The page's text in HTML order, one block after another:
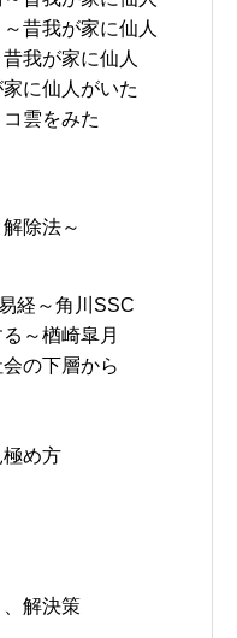
昔我が家に仙人
我が家に仙人
に仙人がいた
雲をみた
除法～
経～角川SSC
～楢崎皐月
の下層から
め方
解決策